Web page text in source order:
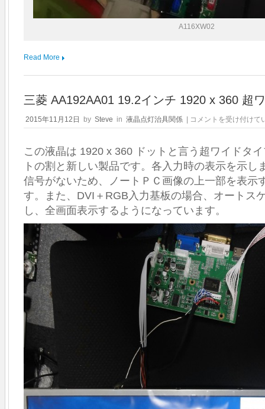
A116XW02
Read More
三菱 AA192AA01 19.2インチ 1920 x 360 超
2015年11月12日 by Steve in 液晶点灯治具関係 | 三
菱
19.2
イ
ン
チ
1920
x
360
超
ワ
イ
ド
液
晶
点
灯
し
コメントを受け付けて
この液晶は 1920 x 360 ドットと言う超ワイドタ
トの割と新しい製品です。各入力時の表示を示し
信号がないため、ノートＰＣ画像の上一部を表示
す。また、DVI＋RGB入力基板の場合、オートス
し、全画面表示するようになっています。